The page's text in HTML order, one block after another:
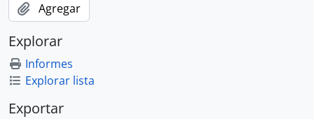
Agregar
Explorar
Informes
Explorar lista
Exportar